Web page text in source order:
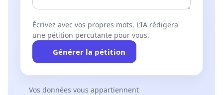
Écrivez avec vos propres mots. L’IA rédigera
une pétition percutante pour vous.
Générer la pétition
Vos données vous appartiennent